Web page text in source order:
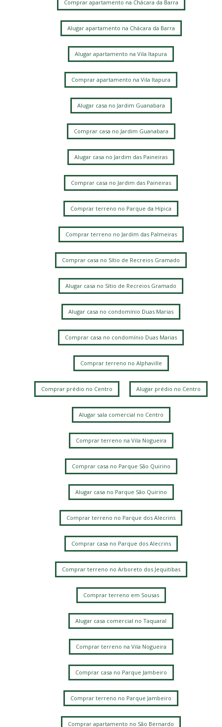
Jardim Alto da Barra
Chácara Bela Vista
Comprar apartamento na Chácara da Barra
Alugar apartamento na Chácara da Barra
Alugar apartamento na Vila Itapura
Comprar apartamento na Vila Itapura
Alugar casa no Jardim Guanabara
Comprar casa no Jardim Guanabara
Alugar casa no Jardim das Paineiras
Comprar casa no Jardim das Paineiras
Comprar terreno no Parque da Hípica
Comprar terreno no Jardim das Palmeiras
Comprar casa no Sítio de Recreios Gramado
Alugar casa no Sítio de Recreios Gramado
Alugar casa no condomínio Duas Marias
Comprar casa no condomínio Duas Marias
Comprar terreno no Alphaville
Comprar prédio no Centro Alugar prédio no Centro
Alugar sala comercial no Centro
Comprar terreno na Vila Nogueira
Comprar casa no Parque São Quirino
Alugar casa no Parque São Quirino
Comprar terreno no Parque dos Alecrins
Comprar casa no Parque dos Alecrins
Comprar terreno no Arboreto dos Jequitibas
Comprar terreno em Sousas
Alugar casa comercial no Taquaral
Comprar terreno na Vila Nogueira
Comprar casa no Parque Jambeiro
Comprar terreno no Parque Jambeiro
Comprar apartamento no São Bernardo